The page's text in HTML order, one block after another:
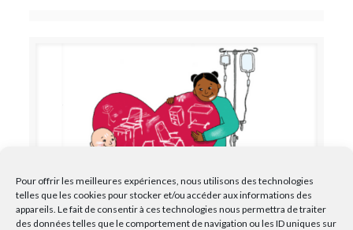
Pour offrir les meilleures expériences, nous utilisons des technologies
telles que les cookies pour stocker et/ou accéder aux informations des
appareils. Le fait de consentir à ces technologies nous permettra de traiter
des données telles que le comportement de navigation ou les ID uniques sur